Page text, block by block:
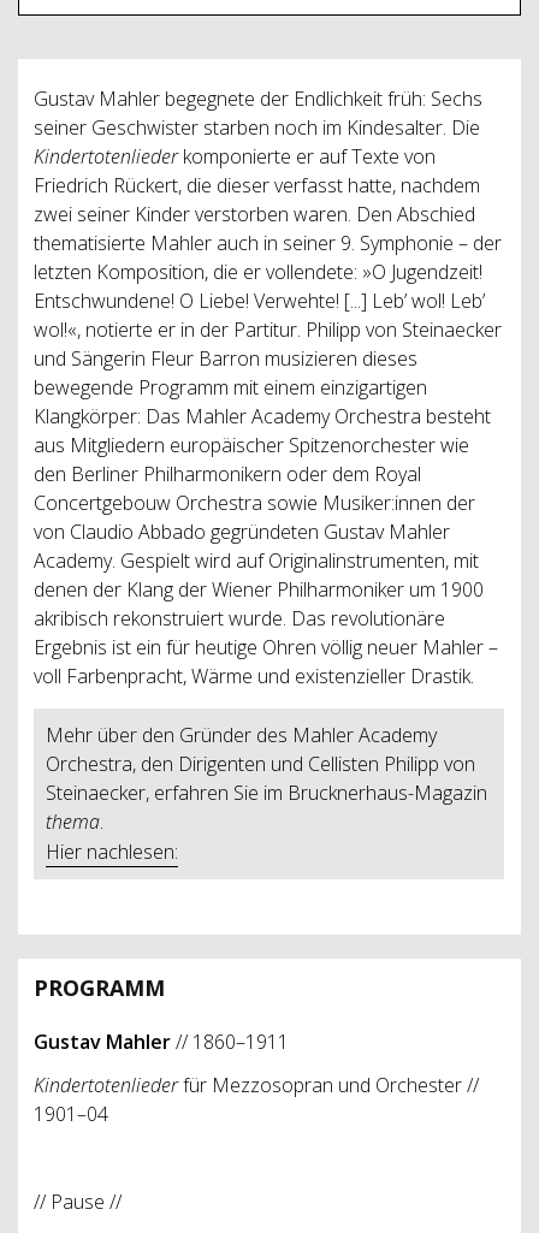
Gustav Mahler begegnete der Endlichkeit früh: Sechs
seiner Geschwister starben noch im Kindesalter. Die
Kindertotenliederkomponierte er auf Texte von
Friedrich Rückert, die dieser verfasst hatte, nachdem
zwei seiner Kinder verstorben waren. Den Abschied
thematisierte Mahler auch in seiner 9. Symphonie – der
letzten Komposition, die er vollendete: »O Jugendzeit!
Entschwundene! O Liebe! Verwehte! [...] Leb’ wol! Leb’
wol!«, notierte er in der Partitur. Philipp von Steinaecker
und Sängerin Fleur Barron musizieren dieses
bewegende Programm mit einem einzigartigen
Klangkörper: Das Mahler Academy Orchestra besteht
aus Mitgliedern europäischer Spitzenorchester wie
den Berliner Philharmonikern oder dem Royal
Concertgebouw Orchestra sowie Musiker:innen der
von Claudio Abbado gegründeten Gustav Mahler
Academy. Gespielt wird auf Originalinstrumenten, mit
denen der Klang der Wiener Philharmoniker um 1900
akribisch rekonstruiert wurde. Das revolutionäre
Ergebnis ist ein für heutige Ohren völlig neuer Mahler –
voll Farbenpracht, Wärme und existenzieller Drastik.
Mehr über den Gründer des Mahler Academy
Orchestra, den Dirigenten und Cellisten Philipp von
Steinaecker, erfahren Sie im Brucknerhaus-Magazin
thema.
Hier nachlesen:
PROGRAMM
Gustav Mahler// 1860–1911
Kindertotenliederfür Mezzosopran und Orchester //
1901–04
// Pause //